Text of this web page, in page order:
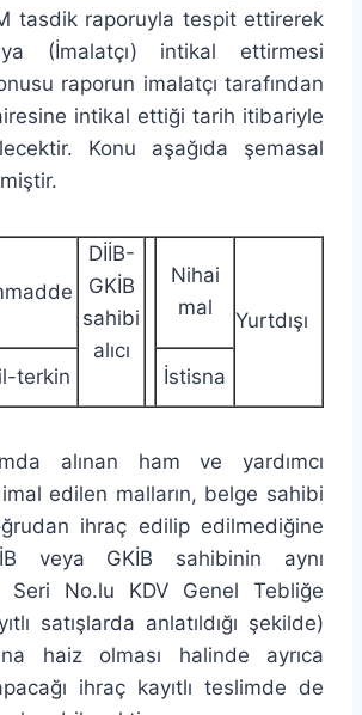
tasdik raporuyla tespit ettirerek
(İmalatçı) intikal ettirmesi
raporun imalatçı tarafından
intikal ettiği tarih itibariyle
Konu aşağıda şemasal
DİİB-
GKİB
sahibi
alıcı
Nihai
mal
Yurtdışı
terkin İstisna
alınan ham ve yardımcı
edilen malların, belge sahibi
ihraç edilip edilmediğine
veya GKİB sahibinin aynı
Seri No.lu KDV Genel Tebliğe
satışlarda anlatıldığı şekilde)
haiz olması halinde ayrıca
ihraç kayıtlı teslimde de